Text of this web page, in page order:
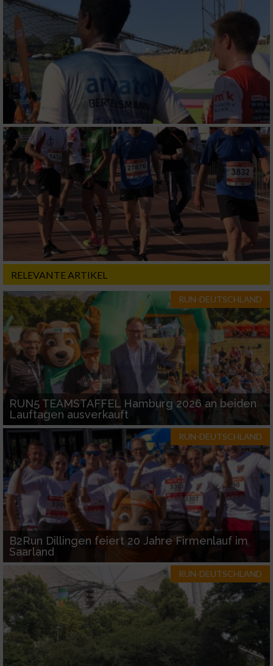
RELEVANTE ARTIKEL
RUN-DEUTSCHLAND
RUN5 TEAMSTAFFEL Hamburg 2026 an beiden
Lauftagen ausverkauft
RUN-DEUTSCHLAND
B2Run Dillingen feiert 20 Jahre Firmenlauf im
Saarland
RUN-DEUTSCHLAND